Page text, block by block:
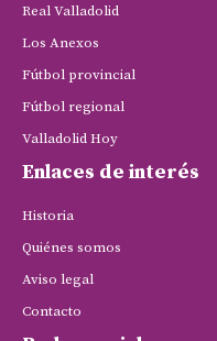
Real Valladolid
Los Anexos
Fútbol provincial
Fútbol regional
Valladolid Hoy
Enlaces de interés
Historia
Quiénes somos
Aviso legal
Contacto